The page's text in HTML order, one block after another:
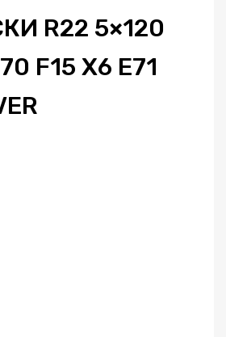
R22 5×120
F15 X6 E71